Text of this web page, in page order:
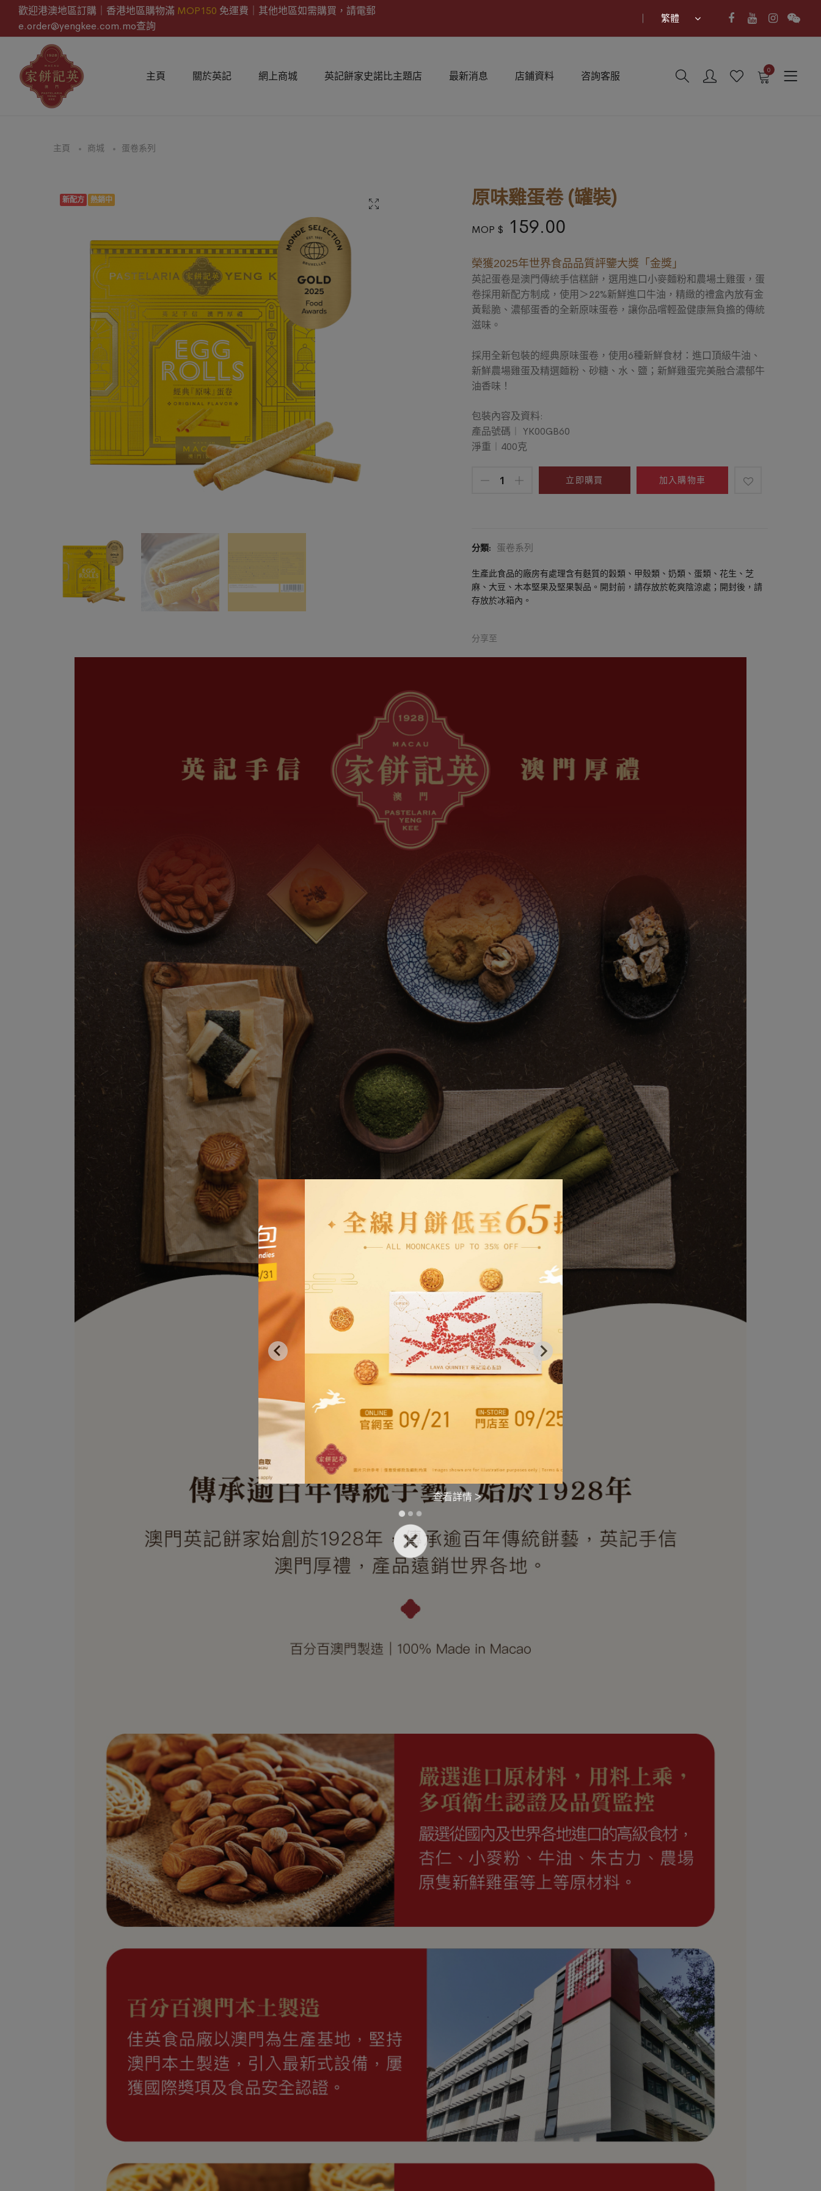
歡迎港澳地區訂購｜香港地區購物滿 MOP150 免運費｜其他地區如需購買，請電郵
e.order@yengkee.com.mo查詢
繁體
主頁 關於英記 網上商城 英記餅家史諾比主題店 最新消息 店鋪資料 咨詢客服 0
查看詳情 >
主頁 商城 蛋卷系列
新配方 熱銷中 原味雞蛋卷 (罐裝)
MOP $ 159.00
榮獲2025年世界食品品質評鑒大獎「金獎」
英記蛋卷是澳門傳統手信糕餅，選用進口小麥麵粉和農場土雞蛋，蛋
卷採用新配方制成，使用＞22%新鮮進口牛油，精緻的禮盒內放有金
黃鬆脆、濃郁蛋香的全新原味蛋卷，讓你品嚐輕盈健康無負擔的傳統
滋味。
採用全新包裝的經典原味蛋卷，使用6種新鮮食材：進口頂級牛油、
新鮮農場雞蛋及精選麵粉、砂糖、水、鹽；新鮮雞蛋完美融合濃郁牛
油香味！
包裝內容及資料:
產品號碼︱ YK00GB60
淨重︱400克
立即購買 加入購物車
分類: 蛋卷系列
生產此食品的廠房有處理含有麩質的穀類、甲殼類、奶類、蛋類、花生、芝
麻、大豆、木本堅果及堅果製品。開封前，請存放於乾爽陰涼處；開封後，請
存放於冰箱內。
分享至